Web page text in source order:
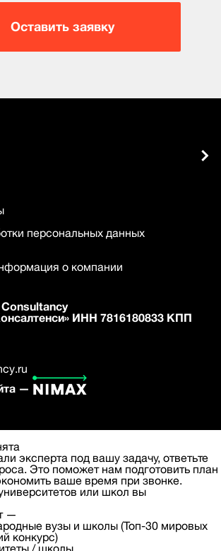
Оставить заявку
персональных данных
о компании
ИНН 7816180833 КПП
—
эксперта под вашу задачу, ответьте
Это поможет нам подготовить план
ваше время при звонке.
или школ вы
—
вузы и школы (Топ-30 мировых
конкурс)